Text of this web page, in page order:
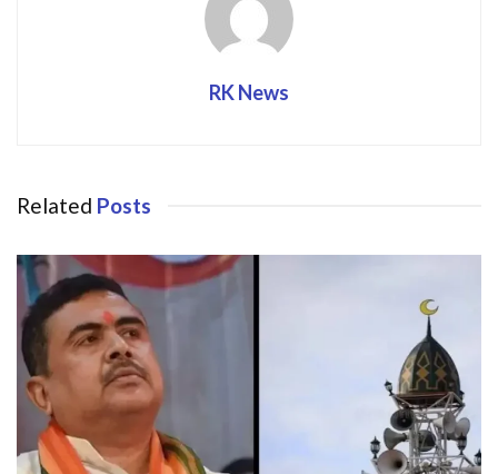
RK News
Related Posts